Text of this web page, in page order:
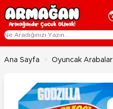
İçeriğe geç
Ana Sayfa > Oyuncak Arabalar